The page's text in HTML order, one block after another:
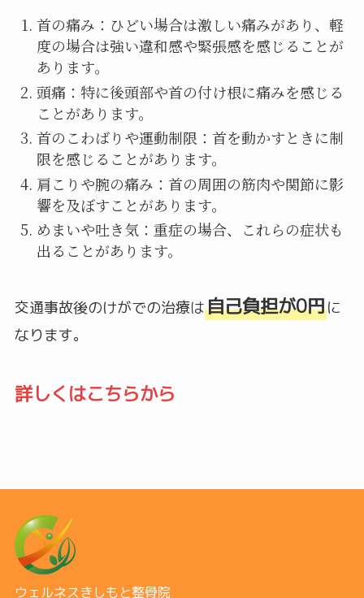
首の痛み：ひどい場合は激しい痛みがあり、軽
度の場合は強い違和感や緊張感を感じることが
あります。
頭痛：特に後頭部や首の付け根に痛みを感じる
ことがあります。
首のこわばりや運動制限：首を動かすときに制
限を感じることがあります。
肩こりや腕の痛み：首の周囲の筋肉や関節に影
響を及ぼすことがあります。
めまいや吐き気：重症の場合、これらの症状も
出ることがあります。
交通事故後のけがでの治療は自己負担が0円に
なります。
詳しくはこちらから
ウェルネスきしもと整骨院